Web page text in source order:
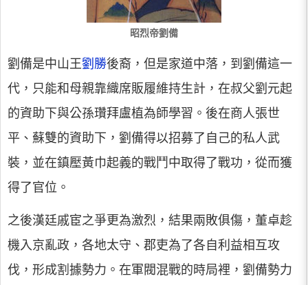
昭烈帝劉備
劉備是中山王劉勝後裔，但是家道中落，到劉備這一
代，只能和母親靠織席販履維持生計，在叔父劉元起
的資助下與公孫瓚拜盧植為師學習。後在商人張世
平、蘇雙的資助下，劉備得以招募了自己的私人武
裝，並在鎮壓黃巾起義的戰鬥中取得了戰功，從而獲
得了官位。
之後漢廷戚宦之爭更為激烈，結果兩敗俱傷，董卓趁
機入京亂政，各地太守、郡吏為了各自利益相互攻
伐，形成割據勢力。在軍閥混戰的時局裡，劉備勢力